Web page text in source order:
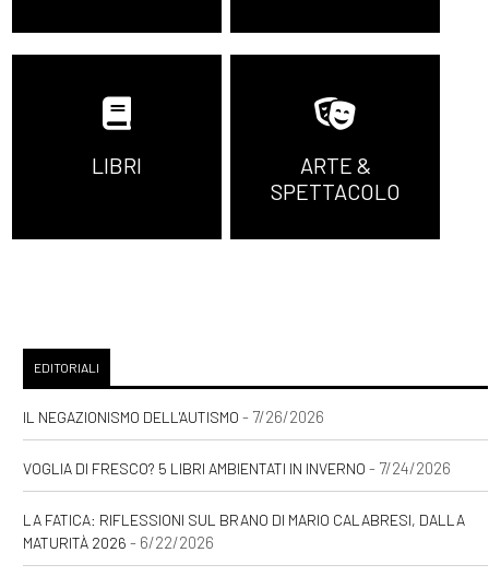
LIBRI
ARTE &
SPETTACOLO
EDITORIALI
IL NEGAZIONISMO DELL'AUTISMO - 7/26/2026
VOGLIA DI FRESCO? 5 LIBRI AMBIENTATI IN INVERNO - 7/24/2026
LA FATICA: RIFLESSIONI SUL BRANO DI MARIO CALABRESI, DALLA
MATURITÀ 2026 - 6/22/2026